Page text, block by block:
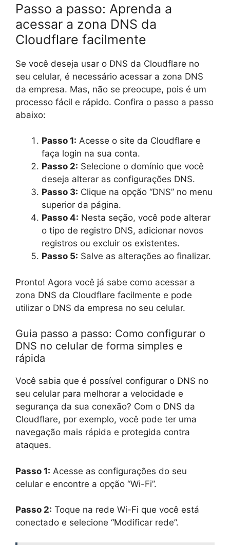
Passo a passo: Aprenda a
acessar a zona DNS da
Cloudflare facilmente
Se você deseja usar o DNS da Cloudflare no
seu celular, é necessário acessar a zona DNS
da empresa. Mas, não se preocupe, pois é um
processo fácil e rápido. Confira o passo a passo
abaixo:
Passo 1: Acesse o site da Cloudflare e
faça login na sua conta.
Passo 2: Selecione o domínio que você
deseja alterar as configurações DNS.
Passo 3: Clique na opção “DNS” no menu
superior da página.
Passo 4: Nesta seção, você pode alterar
o tipo de registro DNS, adicionar novos
registros ou excluir os existentes.
Passo 5: Salve as alterações ao finalizar.
Pronto! Agora você já sabe como acessar a
zona DNS da Cloudflare facilmente e pode
utilizar o DNS da empresa no seu celular.
Guia passo a passo: Como configurar o
DNS no celular de forma simples e
rápida
Você sabia que é possível configurar o DNS no
seu celular para melhorar a velocidade e
segurança da sua conexão? Com o DNS da
Cloudflare, por exemplo, você pode ter uma
navegação mais rápida e protegida contra
ataques.
Passo 1: Acesse as configurações do seu
celular e encontre a opção “Wi-Fi”.
Passo 2: Toque na rede Wi-Fi que você está
conectado e selecione “Modificar rede”.